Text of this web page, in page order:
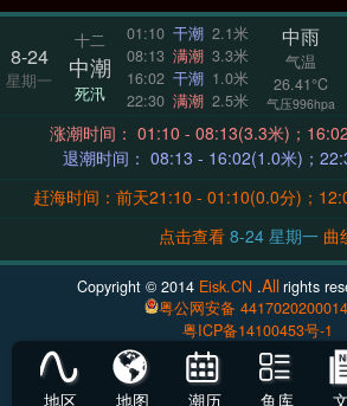
8-24
星期一
十二
中潮
死汛
01:10 干潮 2.1米
08:13 满潮 3.3米
16:02 干潮 1.0米
22:30 满潮 2.5米
中雨
气温
26.41°C
气压996hpa
涨潮时间： 01:10 - 08:13(3.3米)；
退潮时间： 08:13 - 16:02(1.0米)
赶海时间：前天21:10 - 01:10(0.0分)；
点击查看
8-24 星期一 曲
Copyright © 2014 Eisk.CN .Allrights
粤公网安备
粤ICP备14100453号-1
地区 地图 潮历 鱼库